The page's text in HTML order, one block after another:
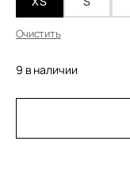
Очистить
9 в наличии
ЖАКЕТ